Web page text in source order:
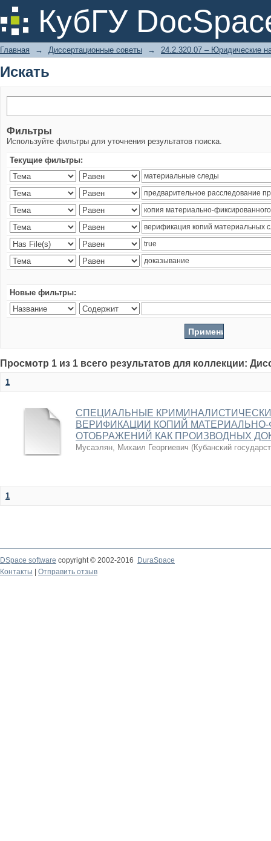
КубГУ
Искать
Главная → Диссертационные советы → 24.2.320.07 – Юридические
Искать
Фильтры
Используйте фильтры для уточнения результатов поиска.
Текущие фильтры:
Новые фильтры:
Просмотр 1 из 1 всего результатов для коллекции:
1
СПЕЦИАЛЬНЫЕ
ВЕРИФИКАЦИИ КОПИЙ
ОТОБРАЖЕНИЙ КАК ПРОИЗВОДНЫХ
Мусаэлян, Михаил Георгиевич (Кубанский
1
DSpace software copyright © 2002-2016
DuraSpace
Контакты
Отправить отзыв